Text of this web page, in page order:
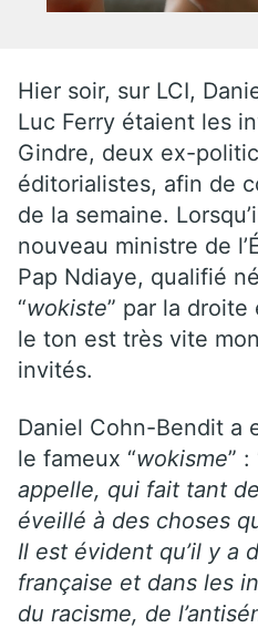
Hier soir, sur LCI,
Luc Ferry étaient les
Gindre, deux ex-
éditorialistes, afin de
de la semaine.
nouveau ministre de
Pap Ndiaye, qualifié
“wokiste” par la droite
le ton est très vite
invités.
Daniel Cohn-Bendit a
le fameux “wokisme” :
appelle, qui fait tant de
éveillé à des choses
Il est évident qu’il y a
française et dans les
du racisme, de